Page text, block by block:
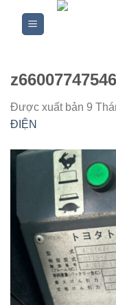
Được xuất bản 9
ĐIỆN